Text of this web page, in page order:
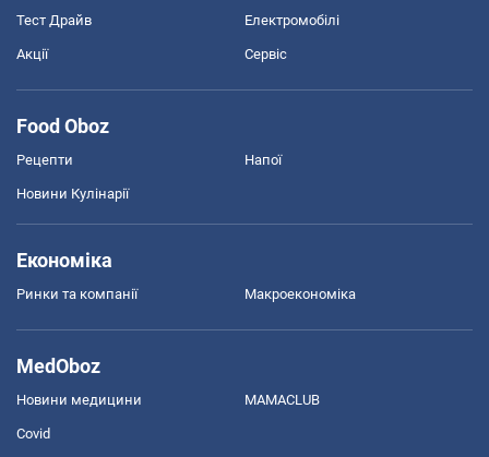
Тест Драйв Електромобілі
Акції Сервіс
Food Oboz
Рецепти Напої
Новини Кулінарії
Економіка
Ринки та компанії Макроекономіка
MedOboz
Новини медицини MAMACLUB
Covid